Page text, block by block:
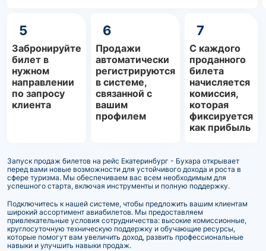
5
Забронируйте
билет в
нужном
направлении
по запросу
клиента
6
Продажи
автоматически
регистрируются
в системе,
связанной с
вашим
профилем
7
С каждого
проданного
билета
начисляется
комиссия,
которая
фиксируется
как прибыль
Запуск продаж билетов на рейс Екатеринбург - Бухара открывает
перед вами новые возможности для устойчивого дохода и роста в
сфере туризма. Мы обеспечиваем вас всем необходимым для
успешного старта, включая инструменты и полную поддержку.
Подключитесь к нашей системе, чтобы предложить вашим клиентам
широкий ассортимент авиабилетов. Мы предоставляем
привлекательные условия сотрудничества: высокие комиссионные,
круглосуточную техническую поддержку и обучающие ресурсы,
которые помогут вам увеличить доход, развить профессиональные
навыки и улучшить навыки продаж.